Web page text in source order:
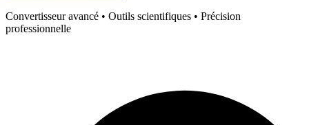
Convertisseur avancé • Outils scientifiques • Précision
professionnelle